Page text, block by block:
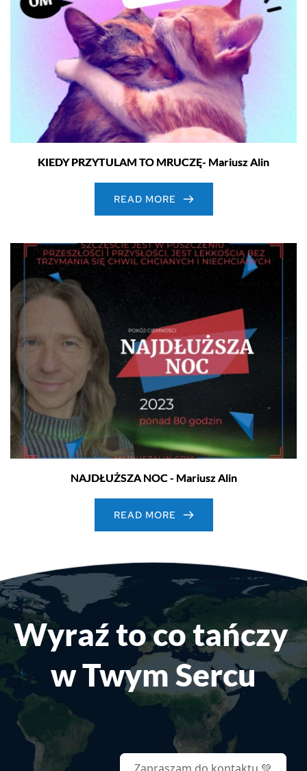
KIEDY PRZYTULAM TO MRUCZĘ- Mariusz Alin
READ MORE
NAJDŁUŻSZA NOC - Mariusz Alin
READ MORE
Wyraź to co tańczy
w Twym Sercu